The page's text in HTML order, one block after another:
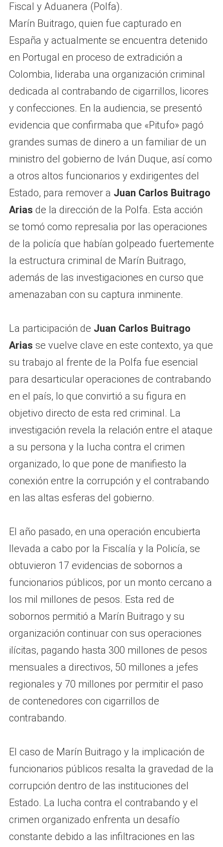
Fiscal y Aduanera (Polfa).
Marín Buitrago, quien fue capturado en
España y actualmente se encuentra detenido
en Portugal en proceso de extradición a
Colombia, lideraba una organización criminal
dedicada al contrabando de cigarrillos, licores
y confecciones. En la audiencia, se presentó
evidencia que confirmaba que «Pitufo» pagó
grandes sumas de dinero a un familiar de un
ministro del gobierno de Iván Duque, así como
a otros altos funcionarios y exdirigentes del
Estado, para remover a Juan Carlos Buitrago
Arias de la dirección de la Polfa. Esta acción
se tomó como represalia por las operaciones
de la policía que habían golpeado fuertemente
la estructura criminal de Marín Buitrago,
además de las investigaciones en curso que
amenazaban con su captura inminente.
La participación de Juan Carlos Buitrago
Arias se vuelve clave en este contexto, ya que
su trabajo al frente de la Polfa fue esencial
para desarticular operaciones de contrabando
en el país, lo que convirtió a su figura en
objetivo directo de esta red criminal. La
investigación revela la relación entre el ataque
a su persona y la lucha contra el crimen
organizado, lo que pone de manifiesto la
conexión entre la corrupción y el contrabando
en las altas esferas del gobierno.
El año pasado, en una operación encubierta
llevada a cabo por la Fiscalía y la Policía, se
obtuvieron 17 evidencias de sobornos a
funcionarios públicos, por un monto cercano a
los mil millones de pesos. Esta red de
sobornos permitió a Marín Buitrago y su
organización continuar con sus operaciones
ilícitas, pagando hasta 300 millones de pesos
mensuales a directivos, 50 millones a jefes
regionales y 70 millones por permitir el paso
de contenedores con cigarrillos de
contrabando.
El caso de Marín Buitrago y la implicación de
funcionarios públicos resalta la gravedad de la
corrupción dentro de las instituciones del
Estado. La lucha contra el contrabando y el
crimen organizado enfrenta un desafío
constante debido a las infiltraciones en las